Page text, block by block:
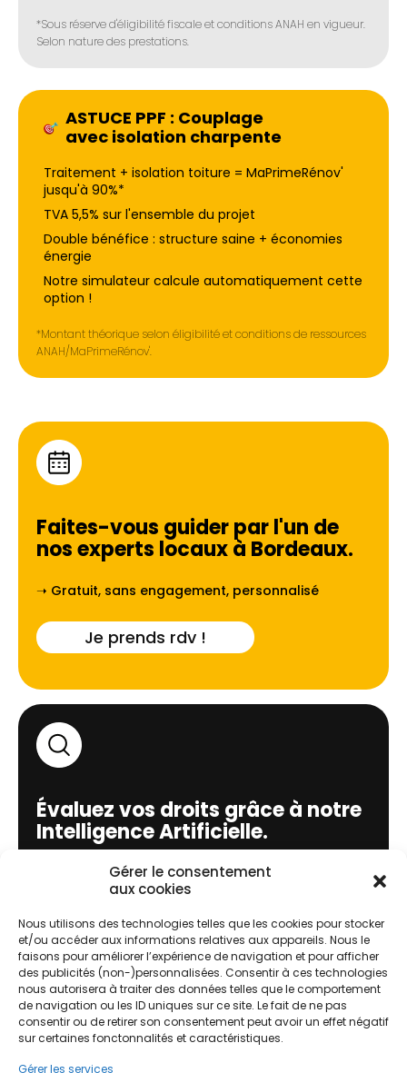
Gérer le consentement
aux cookies
Nous utilisons des technologies telles que les cookies pour stocker
et/ou accéder aux informations relatives aux appareils. Nous le
faisons pour améliorer l’expérience de navigation et pour afficher
des publicités (non-)personnalisées. Consentir à ces technologies
nous autorisera à traiter des données telles que le comportement
de navigation ou les ID uniques sur ce site. Le fait de ne pas
consentir ou de retirer son consentement peut avoir un effet négatif
sur certaines fonctonnalités et caractéristiques.
Gérer les services
*Sous réserve d'éligibilité fiscale et conditions ANAH en vigueur.
Selon nature des prestations.
ASTUCE PPF : Couplage
avec isolation charpente
Traitement + isolation toiture = MaPrimeRénov'
jusqu'à 90%*
TVA 5,5% sur l'ensemble du projet
Double bénéfice : structure saine + économies
énergie
Notre simulateur calcule automatiquement cette
option !
*Montant théorique selon éligibilité et conditions de ressources
ANAH/MaPrimeRénov'.
Faites-vous guider par l'un de
nos experts locaux à Bordeaux.
➝ Gratuit, sans engagement, personnalisé
Je prends rdv !
Évaluez vos droits grâce à notre
Intelligence Artificielle.
➝ Gratuit, sans engagement, en 3 clics
J'évalue !
Comment ça marche ?